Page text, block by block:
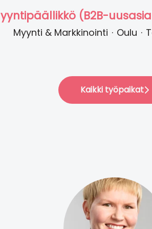
(B2B-
Myynti & Markkinointi · Oulu ·
Kaikki työpaikat